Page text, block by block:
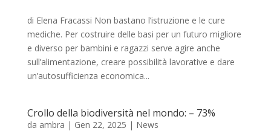
di Elena Fracassi Non bastano l’istruzione e le cure
mediche. Per costruire delle basi per un futuro migliore
e diverso per bambini e ragazzi serve agire anche
sull’alimentazione, creare possibilità lavorative e dare
un’autosufficienza economica...
Crollo della biodiversità nel mondo: – 73%
da ambra | Gen 22, 2025 | News